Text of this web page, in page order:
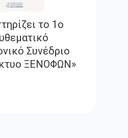
το 1ο
Συνέδριο
ΞΕΝΟΦΩΝ»